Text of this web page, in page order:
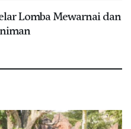
Lomba Mewarnai dan